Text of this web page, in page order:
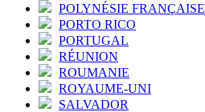
POLYNÉSIE FRANÇAISE
PORTO RICO
PORTUGAL
RÉUNION
ROUMANIE
ROYAUME-UNI
SALVADOR